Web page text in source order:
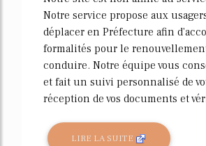
Notre service propose aux
déplacer en Préfecture afin
formalités pour le
conduire. Notre équipe vous
et fait un suivi personnalisé de
réception de vos documents et
LIRE LA SUITE